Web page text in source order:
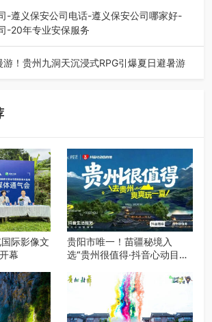
交流活动…
-遵义保安公司电话-遵义保安公司哪家好-
-20年专业安保服务
业园区运营、小区物业管理、建筑工地施
，还是举办各…
游！贵州九洞天沉浸式RPG引爆夏日避暑游
际影像文
幕
贵阳市唯一！苗疆秘境入
选“贵州很值得·抖音心动目的
赴一场秘境之约